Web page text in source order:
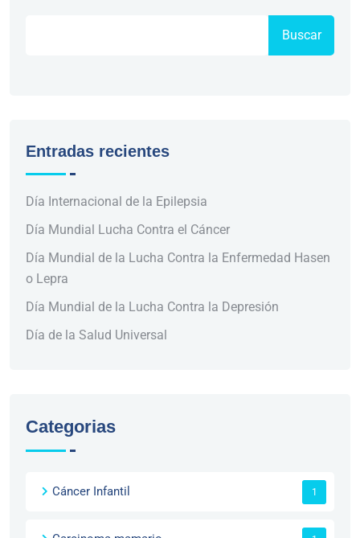
Buscar
Entradas recientes
Día Internacional de la Epilepsia
Día Mundial Lucha Contra el Cáncer
Día Mundial de la Lucha Contra la Enfermedad Hasen
o Lepra
Día Mundial de la Lucha Contra la Depresión
Día de la Salud Universal
Categorias
Cáncer Infantil 1